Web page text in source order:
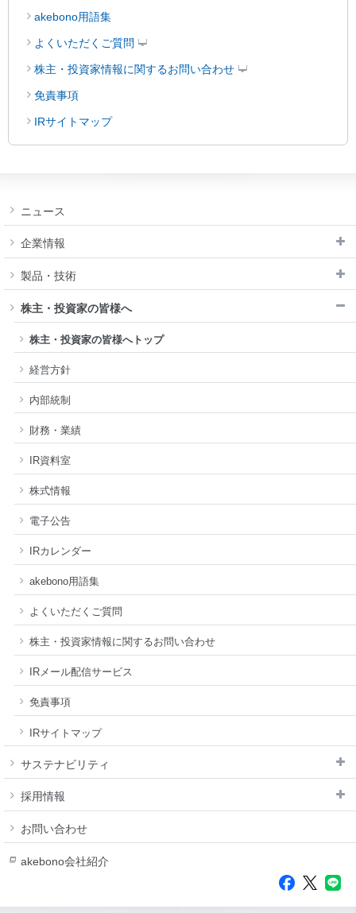
akebono用語集
よくいただくご質問
株主・投資家情報に関するお問い合わせ
免責事項
IRサイトマップ
ニュース
企業情報
製品・技術
株主・投資家の皆様へ
株主・投資家の皆様へトップ
経営方針
内部統制
財務・業績
IR資料室
株式情報
電子公告
IRカレンダー
akebono用語集
よくいただくご質問
株主・投資家情報に関するお問い合わせ
IRメール配信サービス
免責事項
IRサイトマップ
サステナビリティ
採用情報
お問い合わせ
akebono会社紹介